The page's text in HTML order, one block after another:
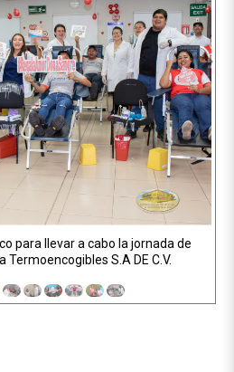
para llevar a cabo la jornada de
S.A DE C.V.